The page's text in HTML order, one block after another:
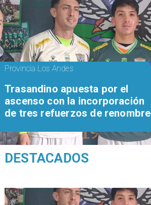
Provincia Los Andes
Trasandino apuesta por el
ascenso con la incorporación
de tres refuerzos de renombre
DESTACADOS